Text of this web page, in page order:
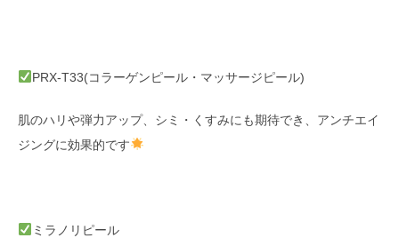
PRX-T33(コラーゲンピール・マッサージピール)
肌のハリや弾力アップ、シミ・くすみにも期待でき、アンチエイ
ジングに効果的です
ミラノリピール